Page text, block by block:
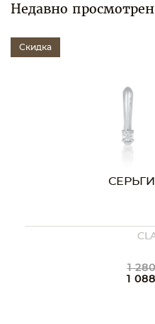
Недавно
Скидка
СЕРЬГИ
1
1